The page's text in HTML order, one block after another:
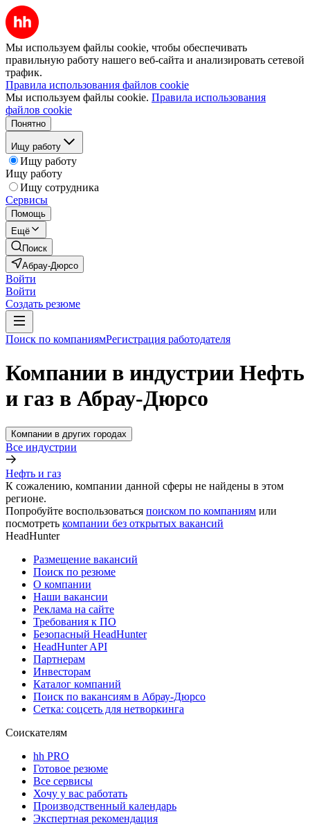
Мы используем файлы cookie, чтобы обеспечивать
правильную работу нашего веб-сайта и анализировать сетевой
трафик.
Правила использования файлов cookie
Мы используем файлы cookie. Правила использования
файлов cookie
Понятно
Ищу работу
Ищу работу
Ищу работу
Ищу сотрудника
Сервисы
Помощь
Ещё
Поиск
Абрау-Дюрсо
Войти
Войти
Создать резюме
Поиск по компаниямРегистрация работодателя
Компании в индустрии Нефть
и газ в Абрау-Дюрсо
Компании в других городах
Все индустрии
Нефть и газ
К сожалению, компании данной сферы не найдены в этом
регионе.
Попробуйте воспользоваться поиском по компаниям или
посмотреть компании без открытых вакансий
HeadHunter
Размещение вакансий
Поиск по резюме
О компании
Наши вакансии
Реклама на сайте
Требования к ПО
Безопасный HeadHunter
HeadHunter API
Партнерам
Инвесторам
Каталог компаний
Поиск по вакансиям в Абрау-Дюрсо
Сетка: соцсеть для нетворкинга
Соискателям
hh PRO
Готовое резюме
Все сервисы
Хочу у вас работать
Производственный календарь
Экспертная рекомендация